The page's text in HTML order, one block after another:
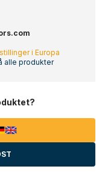
i Europa
alle produkter